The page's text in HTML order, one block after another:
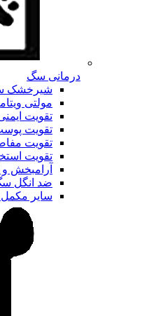
درمانی سگ
شیرخشک
مولتی
تقویت
تقویت
تقویت
تقویت
آرامبخش
ضد انگل
سایر